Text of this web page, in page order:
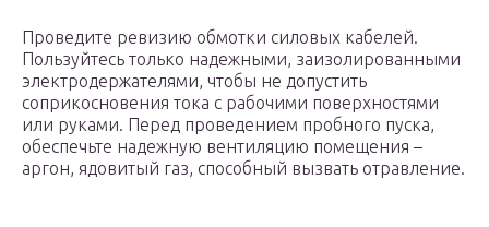
Проведите ревизию обмотки силовых кабелей.
Пользуйтесь только надежными, заизолированными
электродержателями, чтобы не допустить
соприкосновения тока с рабочими поверхностями
или руками. Перед проведением пробного пуска,
обеспечьте надежную вентиляцию помещения –
аргон, ядовитый газ, способный вызвать отравление.